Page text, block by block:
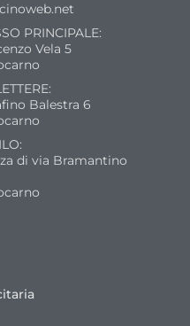
PRINCIPALE:
Vela 5
Balestra 6
di via Bramantino